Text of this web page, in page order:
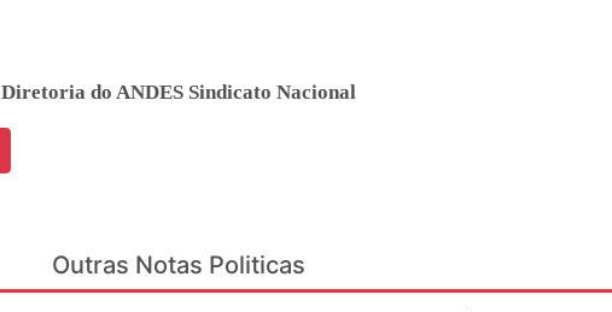
Diretoria do ANDES Sindicato Nacional
Outras Notas Politicas